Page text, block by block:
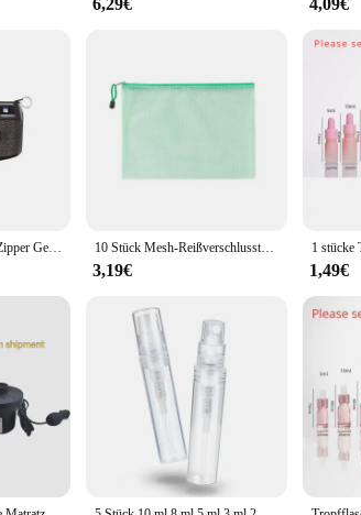
Its adaptability extends to various terrains, from
vendors and suppliers means that you can find it
6,29€ 4,09€
Spaß Kreative Design Zipper Geldbörse Männer Kamera Musik Band Print Retro Kunst Lagerung Tasche Lippenstift Key Kosmetik Damen Schönheit tasche 10 Stück Mesh-Reißverschlusstasche, wasserdichte Kunststoff-Dokumententasche, vielseitig einsetzbar, für Reisen, Aufbewahrung, Bürogeräte, Zuhause, Organisieren von Taschen
3,19€ 1,49€